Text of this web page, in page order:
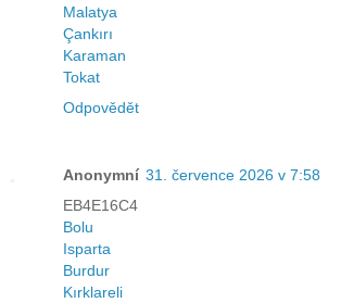
Malatya
Çankırı
Karaman
Tokat
Odpovědět
Anonymní 31. července 2026 v 7:58
EB4E16C4
Bolu
Isparta
Burdur
Kırklareli